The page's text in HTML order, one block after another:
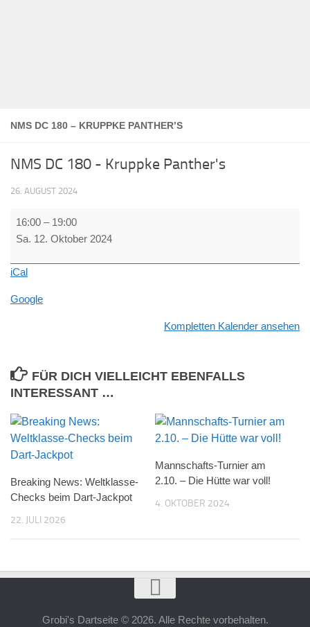
NMS DC 180 – KRUPPKE PANTHER’S
NMS DC 180 - Kruppke Panther's
26. AUGUST 2024
NMS
DC
-
Panther's
16:00 – 19:00
Sa. 12. Oktober 2024
iCal
Google
Kompletten Kalender ansehen
FÜR DICH VIELLEICHT EBENFALLS
INTERESSANT …
Breaking News: Weltklasse-
Checks beim Dart-Jackpot
22. JULI 2026
Mannschafts-Turnier am
2.10. – Die Hütte war voll!
4. OKTOBER 2024
Grobi's Dartseite © 2026. Alle Rechte vorbehalten.